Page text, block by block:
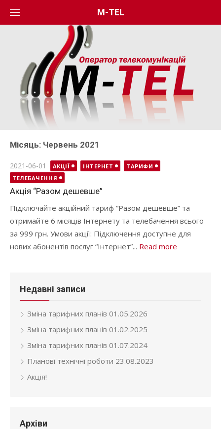
M-TEL
Місяць: Червень 2021
Posted
on
2021-06-01 АКЦІЇ ІНТЕРНЕТ
ТАРИФИ
ТЕЛЕБАЧЕННЯ
Акція “Разом дешевше”
Підключайте акційний тариф “Разом дешевше” та
отримайте 6 місяців Інтернету та телебачення всього
за 999 грн. Умови акції: Підключення доступне для
нових абонентів послуг “Інтернет”... Read more
Недавні записи
Зміна тарифних планів 01.05.2026
Зміна тарифних планів 01.02.2025
Зміна тарифних планів 01.07.2024
Планові технічні роботи 23.08.2023
Акція!
Архіви